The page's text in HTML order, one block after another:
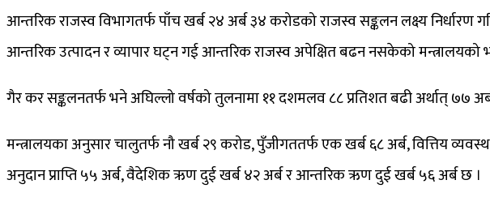
आन्तरिक राजस्व विभागतर्फ पाँच खर्ब २४ अर्ब ३४ करोडको राजस्व सङ्कलन लक्ष्य
आन्तरिक उत्पादन र व्यापार घट्न गई आन्तरिक राजस्व अपेक्षित बढन नसकेको मन्त्रालयको
गैर कर सङ्कलनतर्फ भने अघिल्लो वर्षको तुलनामा ११ दशमलव ८८ प्रतिशत बढी अर्थात्
मन्त्रालयका अनुसार चालुतर्फ नौ खर्ब २९ करोड, पुँजीगततर्फ एक खर्ब ६८ अर्ब, वित्तिय
अनुदान प्राप्ति ५५ अर्ब, वैदेशिक ऋण दुई खर्ब ४२ अर्ब र आन्तरिक ऋण दुई खर्ब ५६ अर्ब छ ।